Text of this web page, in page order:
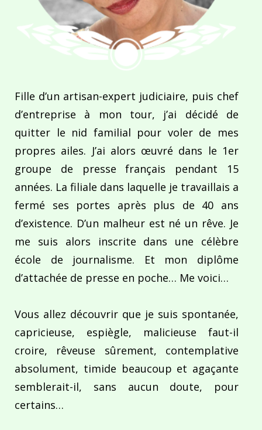
Fille d’un artisan-expert judiciaire, puis chef
d’entreprise à mon tour, j’ai décidé de
quitter le nid familial pour voler de mes
propres ailes. J’ai alors œuvré dans le 1er
groupe de presse français pendant 15
années. La filiale dans laquelle je travaillais a
fermé ses portes après plus de 40 ans
d’existence. D’un malheur est né un rêve. Je
me suis alors inscrite dans une célèbre
école de journalisme. Et mon diplôme
d’attachée de presse en poche… Me voici…
Vous allez découvrir que je suis spontanée,
capricieuse, espiègle, malicieuse faut-il
croire, rêveuse sûrement, contemplative
absolument, timide beaucoup et agaçante
semblerait-il, sans aucun doute, pour
certains…